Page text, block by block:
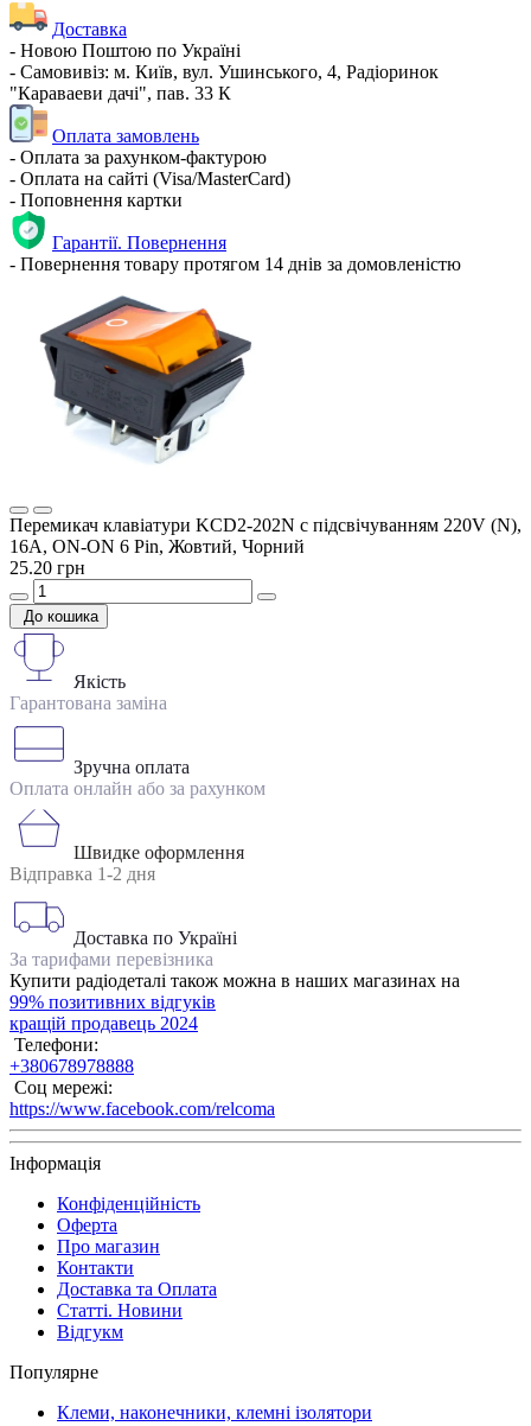
Доставка
- Новою Поштою по Україні
- Самовивіз: м. Київ, вул. Ушинського, 4, Радіоринок
"Караваеви дачі", пав. 33 К
Оплата замовлень
- Оплата за рахунком-фактурою
- Оплата на сайті (Visa/MasterCard)
- Поповнення картки
Гарантії. Повернення
- Повернення товару протягом 14 днів за домовленістю
Перемикач клавіатури KCD2-202N c підсвічуванням 220V (N),
16А, ON-ON 6 Pin, Жовтий, Чорний
25.20 грн
До кошика
Якість
Гарантована заміна
Зручна оплата
Оплата онлайн або за рахунком
Швидке оформлення
Відправка 1-2 дня
Доставка по Україні
За тарифами перевізника
Купити радіодеталі також можна в наших магазинах на
99% позитивних відгуків
кращій продавець 2024
Телефони:
+380678978888
Соц мережі:
https://www.facebook.com/relcoma
Інформація
Конфіденційність
Оферта
Про магазин
Контакти
Доставка та Оплата
Статті. Новини
Відгукм
Популярне
Клеми, наконечники, клемні ізолятори